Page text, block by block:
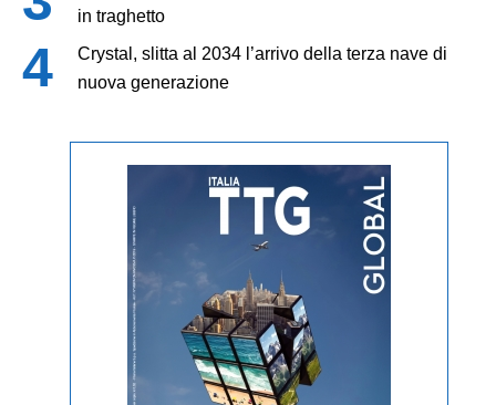
in traghetto
Crystal, slitta al 2034 l’arrivo della terza nave di
nuova generazione